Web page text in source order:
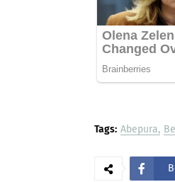
Tags: Abepura